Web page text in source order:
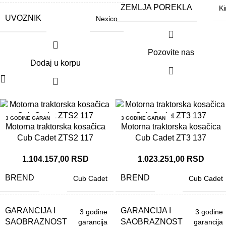
UVOZNIK Nexico
Dodaj u korpu
ZEMLJA POREKLA
Pozovite nas
3 GODINE GARAN
CIJA
Motorna traktorska kosačica
Cub Cadet ZTS2 117
1.104.157,00 RSD
BREND Cub Cadet
GARANCIJA I
SAOBRAZNOST
3 godine
garancija
3 GODINE GARAN
CIJA
Motorna traktorska kosačica
Cub Cadet ZT3 137
1.023.251,00 RSD
BREND Cub Cadet
GARANCIJA I
SAOBRAZNOST
3 godine
garancija